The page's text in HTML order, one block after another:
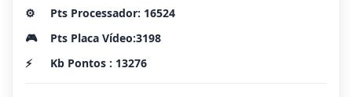
⚙️
Pts Processador: 16524
🎮
Pts Placa Vídeo:3198
⚡
Kb Pontos : 13276